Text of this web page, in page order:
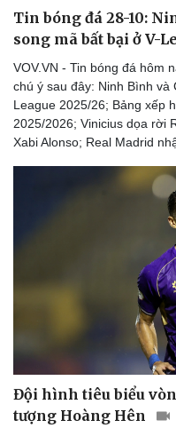
Tin bóng đá 28-10:
song mã bất bại ở V-
VOV.VN - Tin bóng đá hôm
chú ý sau đây: Ninh Bình và
League 2025/26; Bảng xếp
2025/2026; Vinicius dọa rời
Xabi Alonso; Real Madrid
Đội hình tiêu biểu
tượng Hoàng Hên